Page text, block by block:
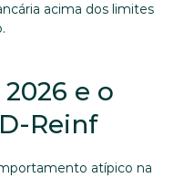
acima dos limites
e o
Reinf
atípico na